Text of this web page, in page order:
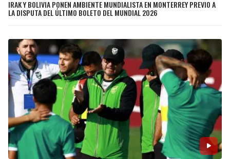
IRAK Y BOLIVIA PONEN AMBIENTE MUNDIALISTA EN MONTERREY PREVIO A
LA DISPUTA DEL ÚLTIMO BOLETO DEL MUNDIAL 2026